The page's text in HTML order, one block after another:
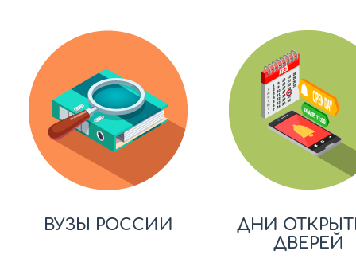
ВУЗЫ РОССИИ
ДНИ
ДВЕРЕЙ